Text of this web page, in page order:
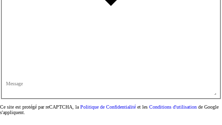
Message
Ce site est protégé par reCAPTCHA, la Politique de Confidentialité et les Conditions d'utilisation de Google
s'appliquent.